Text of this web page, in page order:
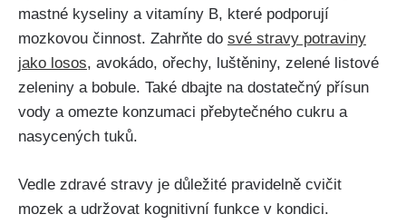
mastné kyseliny a vitamíny B, které podporují
mozkovou činnost. Zahrňte do své stravy potraviny
jako losos, avokádo, ořechy, luštěniny, zelené listové
zeleniny a bobule. Také dbajte na dostatečný přísun
vody a omezte konzumaci přebytečného cukru a
nasycených tuků.
Vedle zdravé stravy je důležité pravidelně cvičit
mozek a udržovat kognitivní funkce v kondici.